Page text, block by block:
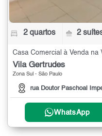
2 quartos 2
Vila Gertrudes
Zona Sul - São Paulo
rua Doutor Paschoal
WhatsApp